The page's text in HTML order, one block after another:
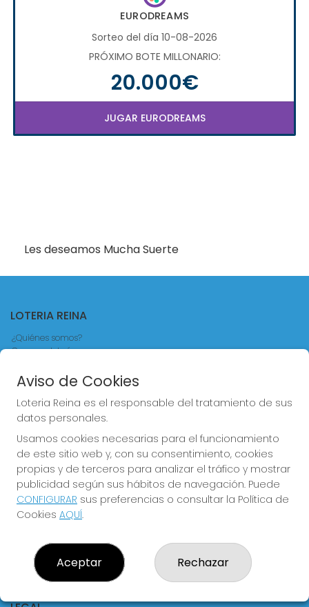
EURODREAMS
Sorteo del día 10-08-2026
PRÓXIMO BOTE MILLONARIO:
20.000€
JUGAR EURODREAMS
Les deseamos Mucha Suerte
LOTERIA REINA
¿Quiénes somos?
Comprar lotería
Contacto
Empresas
Comprar en SELAE
Acceso
CONTACTO
ADMINISTRACION DE LOTERIAS Nº4 VALENCIA - Receptor
Oficial 83370
963550150
CALLE DE LA REINA, 171
Valencia, 46011
(Valencia) España
Aviso de Cookies
Loteria Reina es el responsable del tratamiento de sus
datos personales.
Usamos cookies necesarias para el funcionamiento
de este sitio web y, con su consentimiento, cookies
propias y de terceros para analizar el tráfico y mostrar
publicidad según sus hábitos de navegación. Puede
CONFIGURAR sus preferencias o consultar la Política de
Cookies AQUÍ.
Aceptar Rechazar